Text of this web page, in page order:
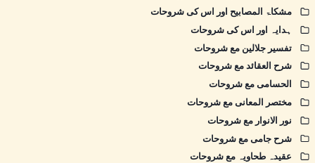
مشکاۃ المصابیح اور اس کی شروحات
ہدایہ اور اس کی شروحات
تفسیر جلالین مع شروحات
شرح العقائد مع شروحات
الحسامی مع شروحات
مختصر المعانی مع شروحات
نور الانوار مع شروحات
شرح جامی مع شروحات
عقیدہ طحاویہ مع شروحات